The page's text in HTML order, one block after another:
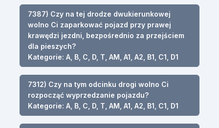
7387) Czy na tej drodze dwukierunkowej
wolno Ci zaparkować pojazd przy prawej
krawędzi jezdni, bezpośrednio za przejściem
dla pieszych?
Kategorie: A, B, C, D, T, AM, A1, A2, B1, C1, D1
7312) Czy na tym odcinku drogi wolno Ci
rozpocząć wyprzedzanie pojazdu?
Kategorie: A, B, C, D, T, AM, A1, A2, B1, C1, D1